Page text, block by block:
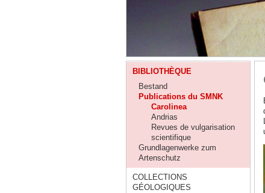
BIBLIOTHÈQUE
Bestand
Publications du SMNK
Carolinea
Andrias
Revues de vulgarisation
scientifique
Grundlagenwerke zum
Artenschutz
COLLECTIONS
GÉOLOGIQUES